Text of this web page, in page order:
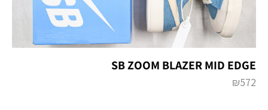
SB ZOOM BLAZER MID EDGE
₪572